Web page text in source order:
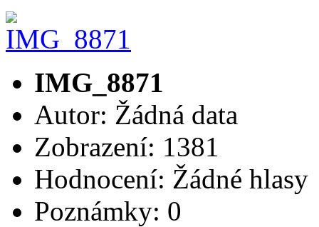
IMG_8871
Autor: Žádná data
Zobrazení: 1381
Hodnocení: Žádné hlasy
Poznámky: 0